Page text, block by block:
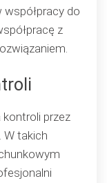
do
z
przez
W takich